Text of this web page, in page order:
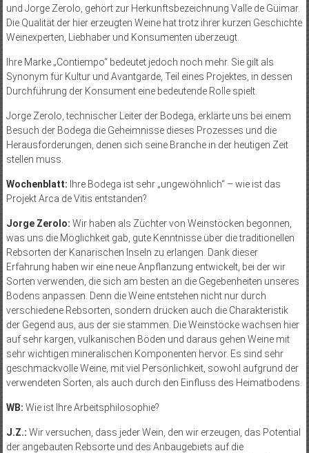
und Jorge Zerolo, gehört zur Herkunftsbezeichnung Valle de Güimar.
Die Qualität der hier erzeugten Weine hat trotz ihrer kurzen Geschichte
Weinexperten, Liebhaber und Konsumenten überzeugt.
Ihre Marke „Contiempo“ bedeutet jedoch noch mehr. Sie gilt als
Synonym für Kultur und Avantgarde, Teil eines Projektes, in dessen
Durchführung der Konsument eine bedeutende Rolle spielt.
Jorge Zerolo, technischer Leiter der Bodega, erklärte uns bei einem
Besuch der Bodega die Geheimnisse dieses Prozesses und die
Herausforderungen, denen sich seine Branche in der heutigen Zeit
stellen muss.
Wochenblatt: Ihre Bodega ist sehr „ungewöhnlich“ – wie ist das
Projekt Arca de Vitis entstanden?
Jorge Zerolo: Wir haben als Züchter von Weinstöcken begonnen,
was uns die Möglichkeit gab, gute Kenntnisse über die traditionellen
Rebsorten der Kanarischen Inseln zu erlangen. Dank dieser
Erfahrung haben wir eine neue Anpflanzung entwickelt, bei der wir
Sorten verwenden, die sich am besten an die Gegebenheiten unseres
Bodens anpassen. Denn die Weine entstehen nicht nur durch
verschiedene Rebsorten, sondern drücken auch die Charakteris­tik
der Gegend aus, aus der sie stammen. Die Weinstöcke wachsen hier
auf sehr kargen, vulkanischen Böden und daraus gehen Weine mit
sehr wichtigen mineralischen Kom­ponenten hervor. Es sind sehr
geschmackvolle Weine, mit viel Persönlichkeit, sowohl aufgrund der
verwendeten Sorten, als auch durch den Einfluss des Heimatbodens.
WB: Wie ist Ihre Arbeitsphilosophie?
J.Z.: Wir versuchen, dass jeder Wein, den wir erzeugen, das Potential
der angebauten Rebsorte und des Anbaugebiets auf die